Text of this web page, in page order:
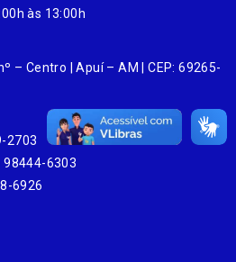
às 13:00h
– Centro | Apuí – AM | CEP: 69265-
2703
98444-6303
6926